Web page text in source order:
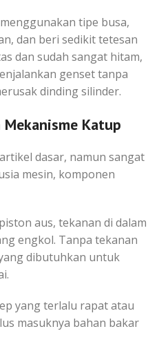
tipe busa,
dan beri sedikit tetesan
dan sudah sangat hitam,
genset tanpa
dinding silinder.
Mekanisme Katup
dasar, namun sangat
mesin, komponen
aus, tekanan di dalam
engkol. Tanpa tekanan
dibutuhkan untuk
yang terlalu rapat atau
masuknya bahan bakar